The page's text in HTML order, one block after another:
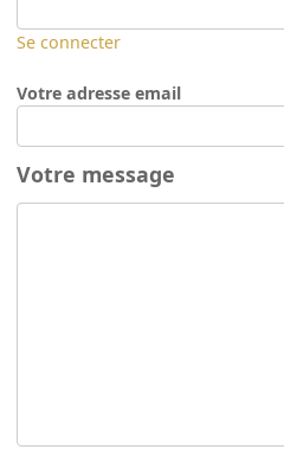
Se connecter
Votre adresse email
Votre message